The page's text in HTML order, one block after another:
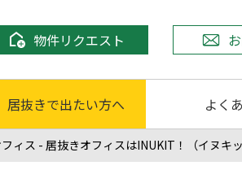
物件リクエスト
居抜きで出たい方へ よく
ィス - 居抜きオフィスはINUKIT！（イヌキッ